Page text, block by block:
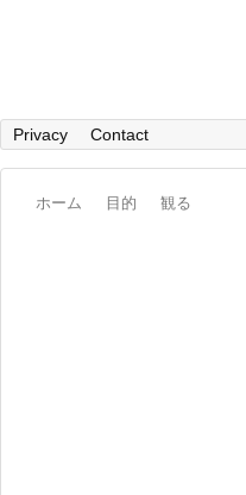
Privacy Contact
ホーム 目的 観る